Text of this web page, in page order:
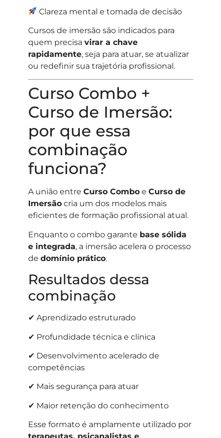
Clareza mental e tomada de decisão
Cursos de imersão são indicados para
quem precisa virar a chave
rapidamente, seja para atuar, se atualizar
ou redefinir sua trajetória profissional.
Curso Combo +
Curso de Imersão:
por que essa
combinação
funciona?
A união entre Curso Comboe Curso de
Imersãocria um dos modelos mais
eficientes de formação profissional atual.
Enquanto o combo garante base sólida
e integrada, a imersão acelera o processo
de domínio prático.
Resultados dessa
combinação
✔ Aprendizado estruturado
✔ Profundidade técnica e clínica
✔ Desenvolvimento acelerado de
competências
✔ Mais segurança para atuar
✔ Maior retenção do conhecimento
Esse formato é amplamente utilizado por